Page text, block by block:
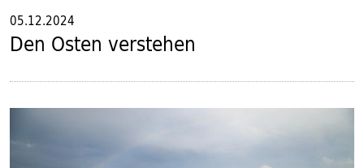
05.12.2024
Den Osten verstehen